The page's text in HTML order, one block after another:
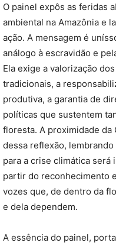
O painel expôs as feridas
ambiental na Amazônia e
ação. A mensagem é
análogo à escravidão e
Ela exige a valorização
tradicionais, a
produtiva, a garantia de
políticas que sustentem
floresta. A proximidade da
dessa reflexão,
para a crise climática será
partir do reconhecimento
vozes que, de dentro da
e dela dependem.
A essência do painel,